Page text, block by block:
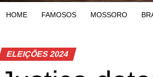
HOME FAMOSOS MOSSORO
ELEIÇÕES 2024